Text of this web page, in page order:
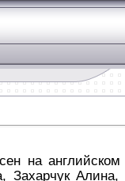
на английском
Захарчук Алина,